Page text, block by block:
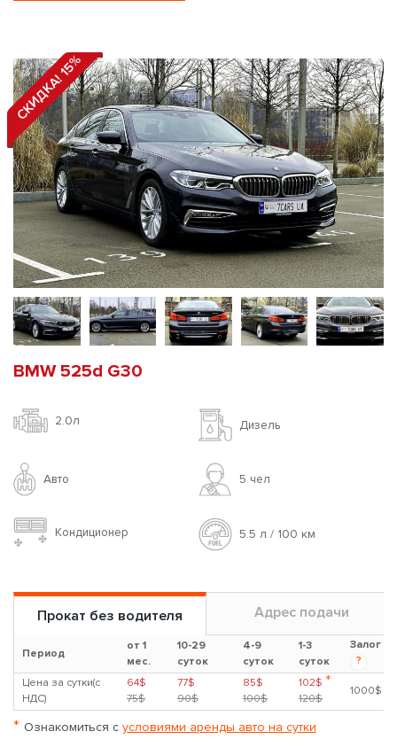
СКИДКА! 15%
BMW 525d G30
2.0л Дизель
Авто 5 чел
Кондиционер 5.5 л / 100 км
Прокат без водителя Адрес подачи
Период
от 1
мес.
10-29
суток
4-9
суток
1-3
суток
Залог
?
Цена за сутки(с
НДС)
64$
75$
77$
90$
85$
100$
102$ *
120$
1000$
* Ознакомиться с условиями аренды авто на сутки